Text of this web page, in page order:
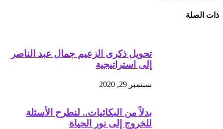
ذات الصلة
تحويل ذكرى الزعيم جمال عبد الناصر
إلى استراتيجية
سبتمبر 29, 2020
بدلاً من البكائيات.. لنطرح الأسئلة
للخروج إلى نور الحياة